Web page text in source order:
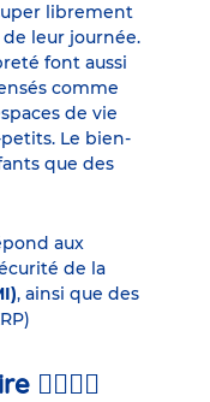
librement
leur journée.
font aussi
comme
de vie
Le bien-
que des
aux
de la
, ainsi que des
💁‍♀️💁‍♂️